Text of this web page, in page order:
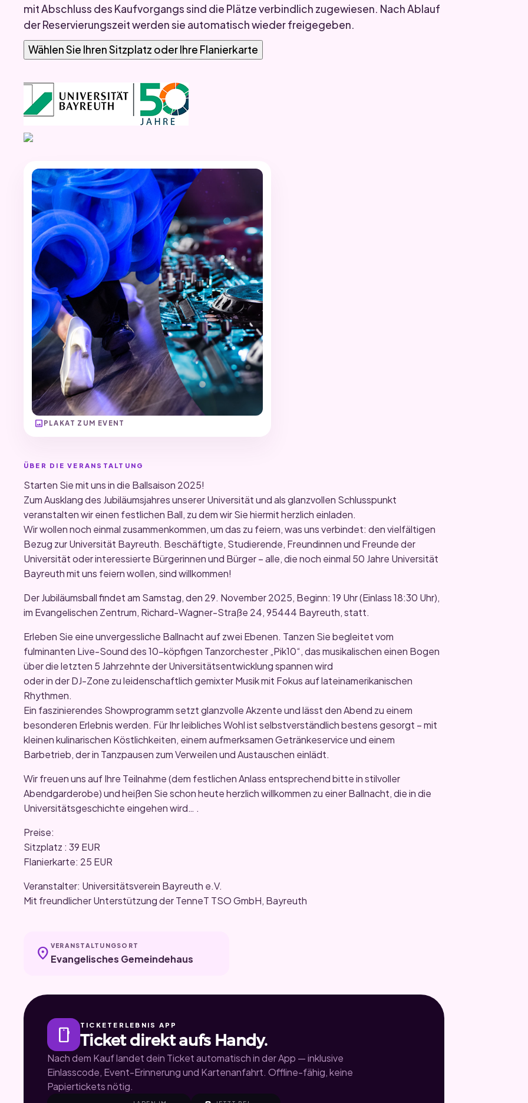
mit Abschluss des Kaufvorgangs sind die Plätze verbindlich zugewiesen. Nach Ablauf
der Reservierungszeit werden sie automatisch wieder freigegeben.
Wählen Sie Ihren Sitzplatz oder Ihre Flanierkarte
image PLAKAT ZUM EVENT
ÜBER DIE VERANSTALTUNG
Starten Sie mit uns in die Ballsaison 2025!
Zum Ausklang des Jubiläumsjahres unserer Universität und als glanzvollen Schlusspunkt
veranstalten wir einen festlichen Ball, zu dem wir Sie hiermit herzlich einladen.
Wir wollen noch einmal zusammenkommen, um das zu feiern, was uns verbindet: den vielfältigen
Bezug zur Universität Bayreuth. Beschäftigte, Studierende, Freundinnen und Freunde der
Universität oder interessierte Bürgerinnen und Bürger – alle, die noch einmal 50 Jahre Universität
Bayreuth mit uns feiern wollen, sind willkommen!
Der Jubiläumsball findet am Samstag, den 29. November 2025, Beginn: 19 Uhr (Einlass 18:30 Uhr),
im Evangelischen Zentrum, Richard-Wagner-Straße 24, 95444 Bayreuth, statt.
Erleben Sie eine unvergessliche Ballnacht auf zwei Ebenen. Tanzen Sie begleitet vom
fulminanten Live-Sound des 10-köpfigen Tanzorchester „Pik10“, das musikalischen einen Bogen
über die letzten 5 Jahrzehnte der Universitätsentwicklung spannen wird
oder in der DJ-Zone zu leidenschaftlich gemixter Musik mit Fokus auf lateinamerikanischen
Rhythmen.
Ein faszinierendes Showprogramm setzt glanzvolle Akzente und lässt den Abend zu einem
besonderen Erlebnis werden. Für Ihr leibliches Wohl ist selbstverständlich bestens gesorgt – mit
kleinen kulinarischen Köstlichkeiten, einem aufmerksamen Getränkeservice und einem
Barbetrieb, der in Tanzpausen zum Verweilen und Austauschen einlädt.
Wir freuen uns auf Ihre Teilnahme (dem festlichen Anlass entsprechend bitte in stilvoller
Abendgarderobe) und heißen Sie schon heute herzlich willkommen zu einer Ballnacht, die in die
Universitätsgeschichte eingehen wird… .
Preise:
Sitzplatz : 39 EUR
Flanierkarte: 25 EUR
Veranstalter: Universitätsverein Bayreuth e.V.
Mit freundlicher Unterstützung der TenneT TSO GmbH, Bayreuth
location_on VERANSTALTUNGSORT
Evangelisches Gemeindehaus
smartphone TICKETERLEBNIS APP
Ticket direkt aufs Handy.
Nach dem Kauf landet dein Ticket automatisch in der App — inklusive
Einlasscode, Event-Erinnerung und Kartenanfahrt. Offline-fähig, keine
Papiertickets nötig.